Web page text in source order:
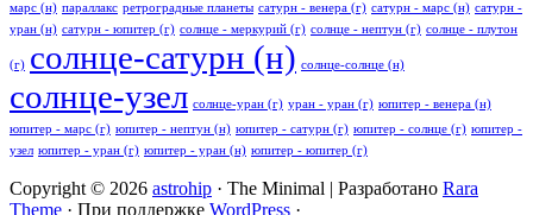
марс (н) параллакс ретроградные планеты сатурн - венера (г) сатурн - марс (н) сатурн -
уран (н) сатурн - юпитер (г) солнце - меркурий (г) солнце - нептун (г) солнце - плутон
(г) солнце-сатурн (н) солнце-солнце (н)
солнце-узел солнце-уран (г) уран - уран (г) юпитер - венера (н)
юпитер - марс (г) юпитер - нептун (н) юпитер - сатурн (г) юпитер - солнце (г) юпитер -
узел юпитер - уран (г) юпитер - уран (н) юпитер - юпитер (г)
Copyright © 2026 astrohip · The Minimal | Разработано Rara
Theme · При поддержке WordPress ·